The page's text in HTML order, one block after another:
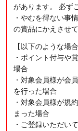
があります。 必ず
・やむを得ない事
の賞品にかえさせ
【以下のような場
・ポイント付与や
場合
・対象会員様が会
を行った場合
・対象会員様が規
まった場合
・ご登録いただい